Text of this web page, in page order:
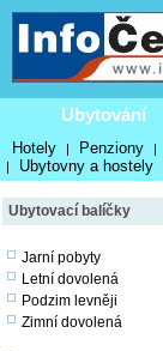
Ubytování
Hotely | Penziony |
| Ubytovny a hostely
Ubytovací balíčky
Jarní pobyty
Letní dovolená
Podzim levněji
Zimní dovolená